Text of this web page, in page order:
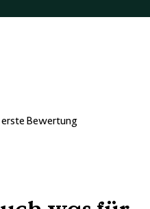
Bewertung